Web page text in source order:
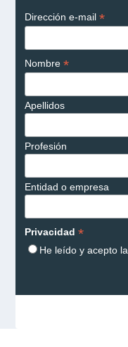
Dirección e-mail *
Nombre *
Apellidos
Profesión
Entidad o empresa
Privacidad *
He leído y acepto la